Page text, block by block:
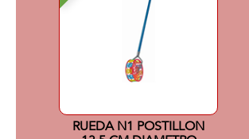
RUEDA N1 POSTILLON